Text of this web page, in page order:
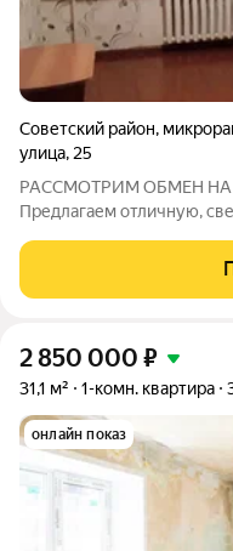
Советский район,
улица, 25
РАССМОТРИМ ОБМЕН
Предлагаем отличную,
улице Академическая.
что улица закреплена за
2 850 000 ₽
31,1 м² 1-комн. квартира
онлайн показ